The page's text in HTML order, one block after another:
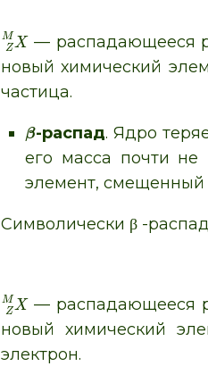
M
ZX— распадающееся
новый химический
частица.
β-распад. Ядро
его масса почти не
элемент, смещенный
Символически β -
M
ZX— распадающееся
новый химический
электрон.